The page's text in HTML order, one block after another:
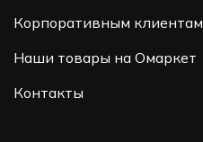
Корпоративным клиентам
Наши товары на Омаркет
Контакты